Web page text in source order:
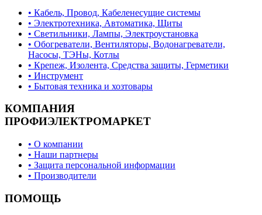
• Кабель, Провод, Кабеленесущие системы
• Электротехника, Автоматика, Щиты
• Светильники, Лампы, Электроустановка
• Обогреватели, Вентиляторы, Водонагреватели,
Насосы, ТЭНы, Котлы
• Крепеж, Изолента, Средства защиты, Герметики
• Инструмент
• Бытовая техника и хозтовары
КОМПАНИЯ
ПРОФИЭЛЕКТРОМАРКЕТ
• О компании
• Наши партнеры
• Защита персональной информации
• Производители
ПОМОЩЬ